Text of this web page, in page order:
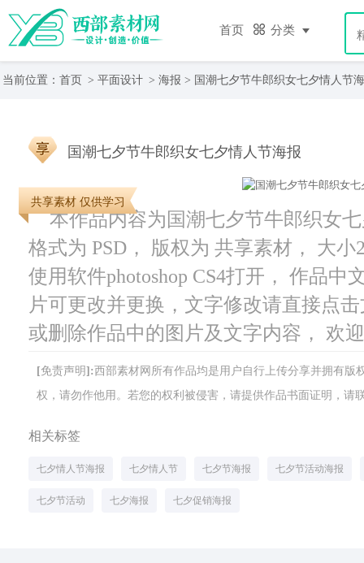
首页 分类
当前位置： 首页 > 平面设计 > 海报 > 国潮七夕节牛郎织女七夕情人节
国潮七夕节牛郎织女七夕情人节海报
共享素材 仅供学习
本作品内容为国潮七夕节牛郎织女
格式为 PSD， 版权为 共享素材， 大
使用软件photoshop CS4打开， 作品
片可更改并更换，文字修改请直接点
或删除作品中的图片及文字内容， 欢
[免责声明]:西部素材网所有作品均是用户自行上传分享并拥有
权，请勿作他用。若您的权利被侵害，请提供作品书面证明，请
相关标签
七夕情人节海报 七夕情人节 七夕节海报 七夕节活动海报
七夕节活动 七夕海报 七夕促销海报